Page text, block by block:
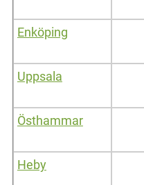
Enköping
Uppsala
Östhammar
Heby